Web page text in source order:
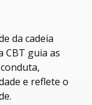
da cadeia
CBT guia as
e reflete o